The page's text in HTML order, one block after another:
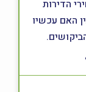
הדירות
האם עכשיו